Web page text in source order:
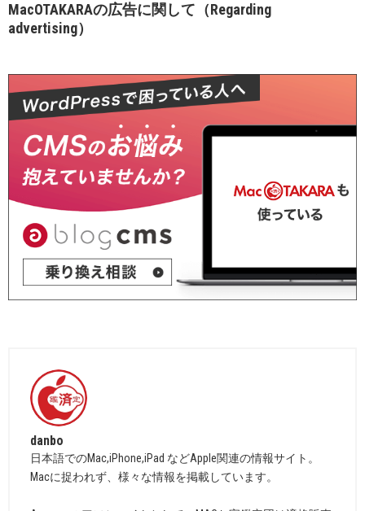
MacOTAKARAの広告に関して（Regarding
advertising）
danbo
日本語でのMac,iPhone,iPad などApple関連の情報サイト。
Macに捉われず、様々な情報を掲載しています。